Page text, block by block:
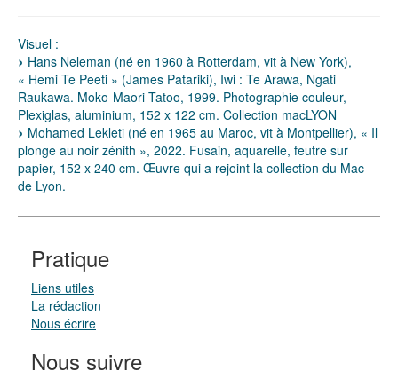
Visuel :
Hans Neleman (né en 1960 à Rotterdam, vit à New York),
« Hemi Te Peeti » (James Patariki), Iwi : Te Arawa, Ngati
Raukawa. Moko-Maori Tatoo, 1999. Photographie couleur,
Plexiglas, aluminium, 152 x 122 cm. Collection macLYON
Mohamed Lekleti (né en 1965 au Maroc, vit à Montpellier), « Il
plonge au noir zénith », 2022. Fusain, aquarelle, feutre sur
papier, 152 x 240 cm. Œuvre qui a rejoint la collection du Mac
de Lyon.
Pratique
Liens utiles
La rédaction
Nous écrire
Nous suivre